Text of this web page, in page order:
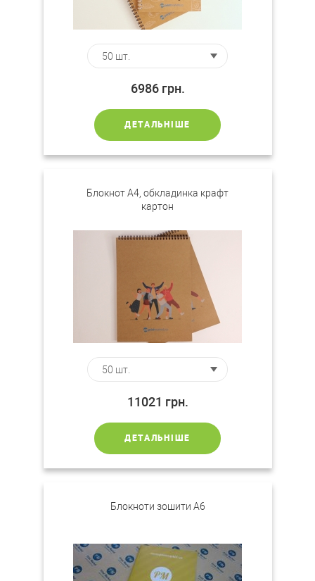
6986 грн.
ДЕТАЛЬНІШЕ
Блокнот А4, обкладинка крафт
картон
11021 грн.
ДЕТАЛЬНІШЕ
Блокноти зошити A6